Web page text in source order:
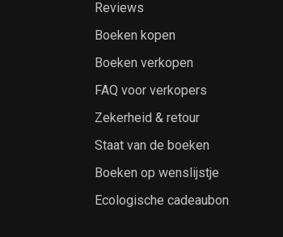
Reviews
Boeken kopen
Boeken verkopen
FAQ voor verkopers
Zekerheid & retour
Staat van de boeken
Boeken op wenslijstje
Ecologische cadeaubon